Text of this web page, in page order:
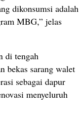
dikonsumsi adalah
MBG,” jelas
di tengah
bekas sarang walet
sebagai dapur
menyeluruh